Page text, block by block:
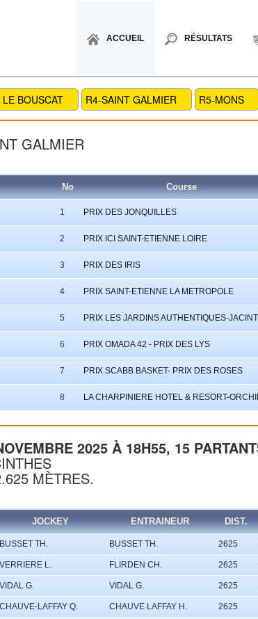
ACCUEIL RÉSULTATS
BOUSCAT R4-SAINT GALMIER R5-MONS
GALMIER
No Course
1 PRIX DES JONQUILLES
2 PRIX ICI SAINT-ETIENNE LOIRE
3 PRIX DES IRIS
4 PRIX SAINT-ETIENNE LA METROPOLE
5 PRIX LES JARDINS AUTHENTIQUES-
6 PRIX OMADA 42 - PRIX DES LYS
7 PRIX SCABB BASKET- PRIX DES ROSES
8 LA CHARPINIERE HOTEL & RESORT-
2025 À 18H55, 15
MÈTRES.
JOCKEY ENTRAINEUR DIST.
BUSSET TH. BUSSET TH. 2625
VERRIERE L. FLIRDEN CH. 2625
VIDAL G. VIDAL G. 2625
CHAUVE-LAFFAY Q. CHAUVE LAFFAY H. 2625